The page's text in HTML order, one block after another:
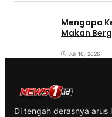
Mengapa
Makan
Juli 16, 2026
Di tengah derasnya arus